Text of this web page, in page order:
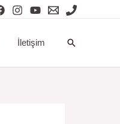
İletişim Arama